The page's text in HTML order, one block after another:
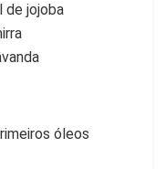
de jojoba
óleos